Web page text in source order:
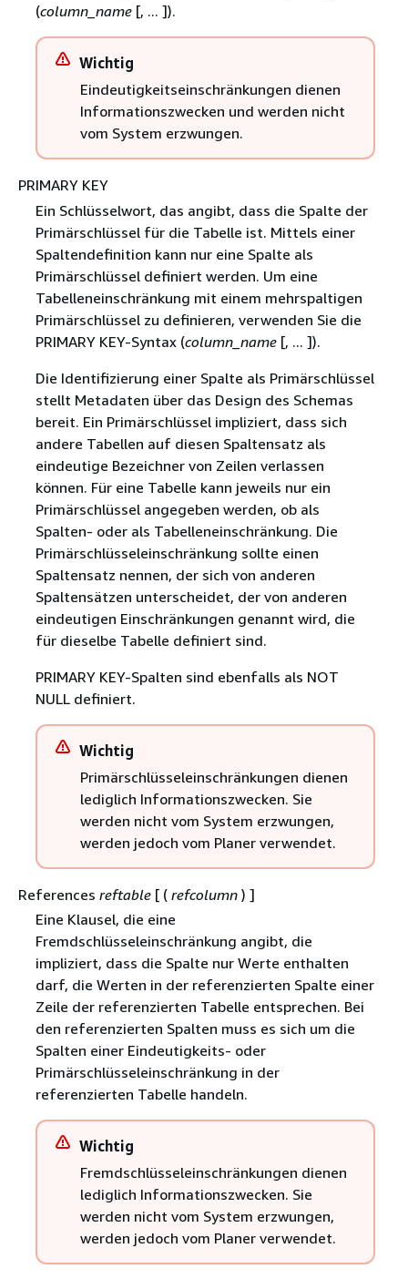
(column_name[, ... ]).
Wichtig
Eindeutigkeitseinschränkungen dienen
Informationszwecken und werden nicht
vom System erzwungen.
PRIMARY KEY
Ein Schlüsselwort, das angibt, dass die Spalte der
Primärschlüssel für die Tabelle ist. Mittels einer
Spaltendefinition kann nur eine Spalte als
Primärschlüssel definiert werden. Um eine
Tabelleneinschränkung mit einem mehrspaltigen
Primärschlüssel zu definieren, verwenden Sie die
PRIMARY KEY-Syntax (column_name[, ... ]).
Die Identifizierung einer Spalte als Primärschlüssel
stellt Metadaten über das Design des Schemas
bereit. Ein Primärschlüssel impliziert, dass sich
andere Tabellen auf diesen Spaltensatz als
eindeutige Bezeichner von Zeilen verlassen
können. Für eine Tabelle kann jeweils nur ein
Primärschlüssel angegeben werden, ob als
Spalten- oder als Tabelleneinschränkung. Die
Primärschlüsseleinschränkung sollte einen
Spaltensatz nennen, der sich von anderen
Spaltensätzen unterscheidet, der von anderen
eindeutigen Einschränkungen genannt wird, die
für dieselbe Tabelle definiert sind.
PRIMARY KEY-Spalten sind ebenfalls als NOT
NULL definiert.
Wichtig
Primärschlüsseleinschränkungen dienen
lediglich Informationszwecken. Sie
werden nicht vom System erzwungen,
werden jedoch vom Planer verwendet.
References reftable [ ( refcolumn ) ]
Eine Klausel, die eine
Fremdschlüsseleinschränkung angibt, die
impliziert, dass die Spalte nur Werte enthalten
darf, die Werten in der referenzierten Spalte einer
Zeile der referenzierten Tabelle entsprechen. Bei
den referenzierten Spalten muss es sich um die
Spalten einer Eindeutigkeits- oder
Primärschlüsseleinschränkung in der
referenzierten Tabelle handeln.
Wichtig
Fremdschlüsseleinschränkungen dienen
lediglich Informationszwecken. Sie
werden nicht vom System erzwungen,
werden jedoch vom Planer verwendet.